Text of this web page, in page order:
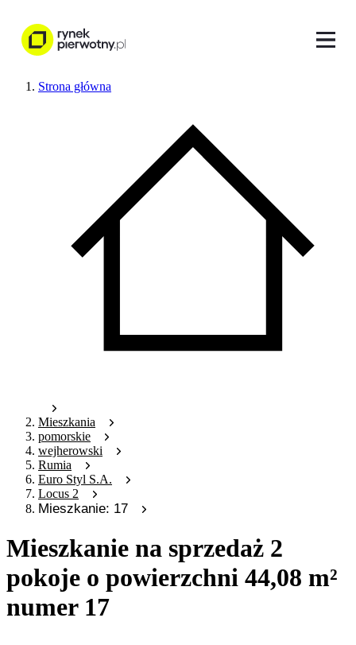
Strona główna
Mieszkania
pomorskie
wejherowski
Rumia
Euro Styl S.A.
Locus 2
Mieszkanie: 17
Mieszkanie na sprzedaż 2
pokoje o powierzchni 44,08 m²
numer 17